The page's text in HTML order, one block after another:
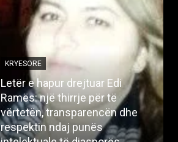
KRYESORE
Letër e hapur drejtuar Edi
Ramës: një thirrje për të
vërtetën, transparencën dhe
respektin ndaj punës